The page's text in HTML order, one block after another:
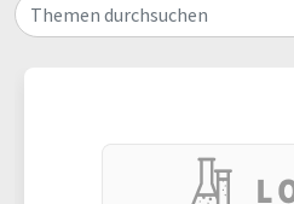
Themen durchsuchen